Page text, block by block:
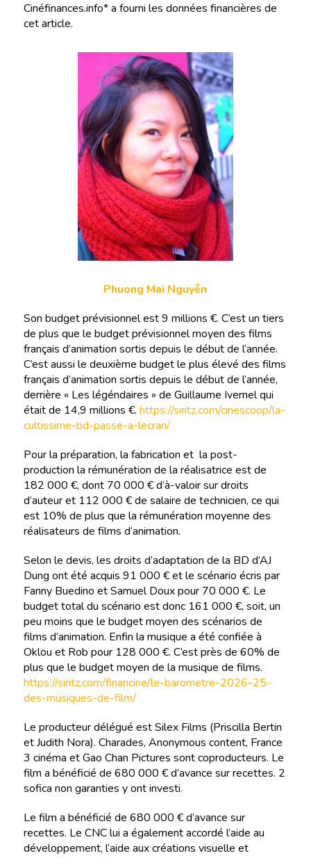
Cinéfinances.info* a fourni les données financières de
cet article.
Phuong Mai Nguyễn
Son budget prévisionnel est 9 millions €. C’est un tiers
de plus que le budget prévisionnel moyen des films
français d’animation sortis depuis le début de l’année.
C’est aussi le deuxième budget le plus élevé des films
français d’animation sortis depuis le début de l’année,
derrière « Les légéndaires » de Guillaume Ivernel qui
était de 14,9 millions €. https://siritz.com/cinescoop/la-
cultissime-bd-passe-a-lecran/
Pour la préparation, la fabrication et la post-
production la rémunération de la réalisatrice est de
182 000 €, dont 70 000 € d’à-valoir sur droits
d’auteur et 112 000 € de salaire de technicien, ce qui
est 10% de plus que la rémunération moyenne des
réalisateurs de films d‘animation.
Selon le devis, les droits d’adaptation de la BD d’AJ
Dung ont été acquis 91 000 € et le scénario écris par
Fanny Buedino et Samuel Doux pour 70 000 €. Le
budget total du scénario est donc 161 000 €, soit, un
peu moins que le budget moyen des scénarios de
films d’animation. Enfin la musique a été confiée à
Oklou et Rob pour 128 000 €. C’est près de 60% de
plus que le budget moyen de la musique de films.
https://siritz.com/financine/le-barometre-2026-25-
des-musiques-de-film/
Le producteur délégué est Silex Films (Priscilla Bertin
et Judith Nora). Charades, Anonymous content, France
3 cinéma et Gao Chan Pictures sont coproducteurs. Le
film a bénéficié de 680 000 € d’avance sur recettes. 2
sofica non garanties y ont investi.
Le film a bénéficié de 680 000 € d’avance sur
recettes. Le CNC lui a également accordé l’aide au
développement, l’aide aux créations visuelle et